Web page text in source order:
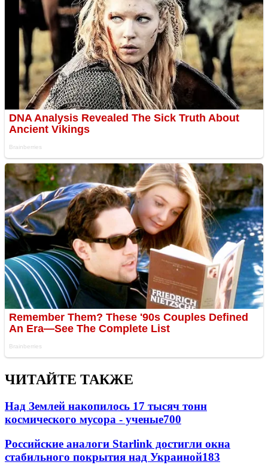
ЧИТАЙТЕ ТАКЖЕ
Над Землей накопилось 17 тысяч тонн
космического мусора - ученые700
Российские аналоги Starlink достигли окна
стабильного покрытия над Украиной183